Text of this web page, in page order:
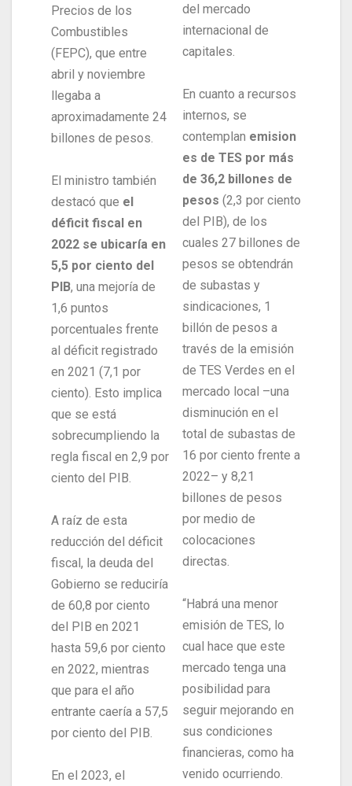
Precios de los
Combustibles
(FEPC), que entre
abril y noviembre
llegaba a
aproximadamente 24
billones de pesos.
El ministro también
destacó que el
déficit fiscal en
2022 se ubicaría en
5,5 por ciento del
PIB, una mejoría de
1,6 puntos
porcentuales frente
al déficit registrado
en 2021 (7,1 por
ciento). Esto implica
que se está
sobrecumpliendo la
regla fiscal en 2,9 por
ciento del PIB.
A raíz de esta
reducción del déficit
fiscal, la deuda del
Gobierno se reduciría
de 60,8 por ciento
del PIB en 2021
hasta 59,6 por ciento
en 2022, mientras
que para el año
entrante caería a 57,5
por ciento del PIB.
En el 2023, el
del mercado
internacional de
capitales.
En cuanto a recursos
internos, se
contemplan emision
es de TES por más
de 36,2 billones de
pesos (2,3 por ciento
del PIB), de los
cuales 27 billones de
pesos se obtendrán
de subastas y
sindicaciones, 1
billón de pesos a
través de la emisión
de TES Verdes en el
mercado local –una
disminución en el
total de subastas de
16 por ciento frente a
2022– y 8,21
billones de pesos
por medio de
colocaciones
directas.
“Habrá una menor
emisión de TES, lo
cual hace que este
mercado tenga una
posibilidad para
seguir mejorando en
sus condiciones
financieras, como ha
venido ocurriendo.